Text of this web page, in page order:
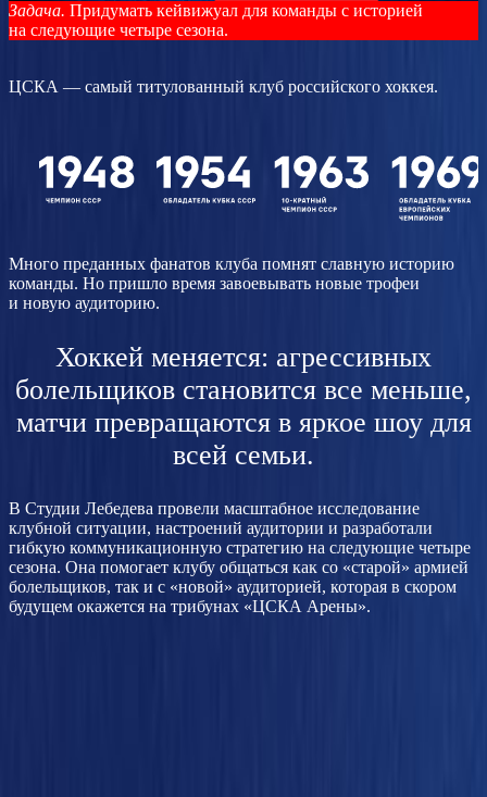
Задача. Придумать кейвижуал для команды с историей
на следующие четыре сезона.
ЦСКА — самый титулованный клуб российского хоккея.
Много преданных фанатов клуба помнят славную историю
команды. Но пришло время завоевывать новые трофеи
и новую аудиторию.
Хоккей меняется: агрессивных
болельщиков становится все меньше,
матчи превращаются в яркое шоу для
всей семьи.
В Студии Лебедева провели масштабное исследование
клубной ситуации, настроений аудитории и разработали
гибкую коммуникационную стратегию на следующие четыре
сезона. Она помогает клубу общаться как со «старой» армией
болельщиков, так и с «новой» аудиторией, которая в скором
будущем окажется на трибунах «ЦСКА Арены».